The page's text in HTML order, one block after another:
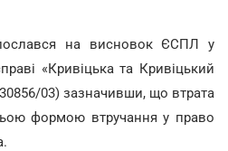
на висновок ЄСПЛ у
«Кривіцька та Кривіцький
03) зазначивши, що втрата
формою втручання у право